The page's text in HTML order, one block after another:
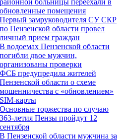
районной больницы переехали в
обновленные помещения
Первый замруководителя СУ СКР
по Пензенской области провел
личный прием граждан
В водоемах Пензенской области
погибли двое мужчин,
организованы проверки
ФСБ предупредила жителей
Пензенской области о схеме
мошенничества c «обновлением»
SIM-карты
Основные торжества по случаю
363-летия Пензы пройдут 12
сентября
В Пензенской области мужчина за